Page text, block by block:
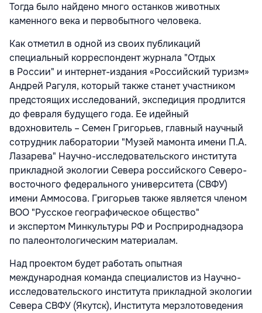
Тогда было найдено много останков животных
каменного века и первобытного человека.
Как отметил в одной из своих публикаций
специальный корреспондент журнала "Отдых
в России" и интернет-издания «Российский туризм»
Андрей Рагуля, который также станет участником
предстоящих исследований, экспедиция продлится
до февраля будущего года. Ее идейный
вдохновитель – Семен Григорьев, главный научный
сотрудник лаборатории "Музей мамонта имени П.А.
Лазарева" Научно-исследовательского института
прикладной экологии Севера российского Северо-
восточного федерального университета (СВФУ)
имени Аммосова. Григорьев также является членом
ВОО "Русское географическое общество"
и экспертом Минкультуры РФ и Росприроднадзора
по палеонтологическим материалам.
Над проектом будет работать опытная
международная команда специалистов из Научно-
исследовательского института прикладной экологии
Севера СВФУ (Якутск), Института мерзлотоведения